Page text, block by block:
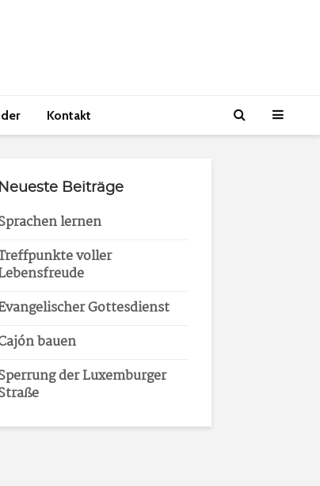
Kontakt
Neueste Beiträge
lernen
voller
Gottesdienst
bauen
der Luxemburger